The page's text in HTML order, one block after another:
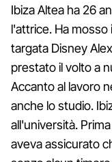
Ibiza Altea ha 26
l'attrice. Ha mosso
targata Disney
prestato il volto a
Accanto al lavoro
anche lo studio.
all'università.
aveva assicurato